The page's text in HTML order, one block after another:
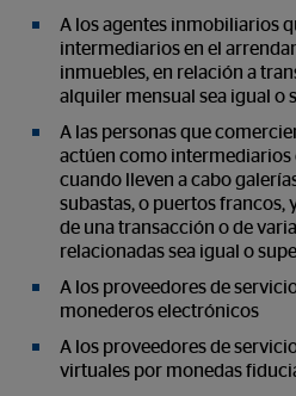
A los agentes inmobiliarios
intermediarios en el
inmuebles, en relación a
alquiler mensual sea igual o
A las personas que
actúen como intermediarios
cuando lleven a cabo
subastas, o puertos francos,
de una transacción o de
relacionadas sea igual o
A los proveedores de
monederos electrónicos
A los proveedores de
virtuales por monedas